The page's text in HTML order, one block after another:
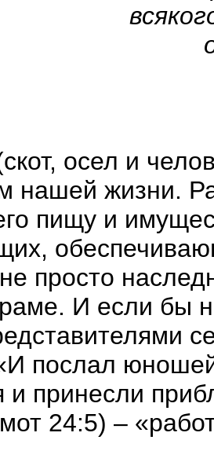
осел и
нашей жизни.
пищу и
просто
И если бы
послал
и принесли
24:5) –